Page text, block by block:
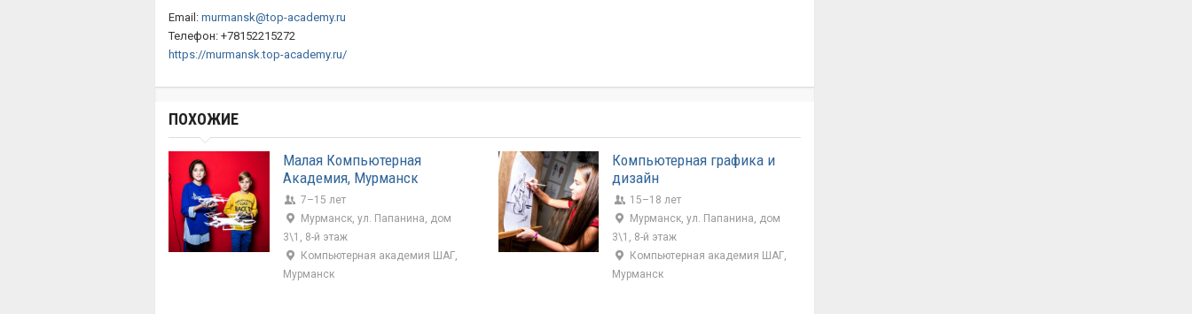
Email: murmansk@top-academy.ru
Телефон: +78152215272
https://murmansk.top-academy.ru/
ПОХОЖИЕ
Малая Компьютерная
Академия, Мурманск
7–15 лет
Мурманск, ул. Папанина, дом
3\1, 8-й этаж
Компьютерная академия ШАГ,
Мурманск
Компьютерная графика и
дизайн
15–18 лет
Мурманск, ул. Папанина, дом
3\1, 8-й этаж
Компьютерная академия ШАГ,
Мурманск